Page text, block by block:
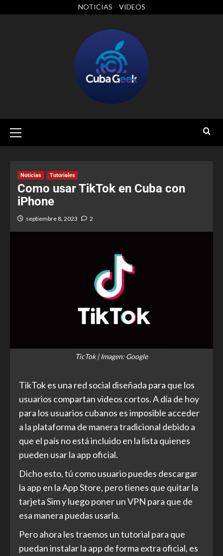
NOTICIAS VIDEOS
Noticias Tutoriales
Como usar TikTok en Cuba con
iPhone
septiembre 8, 2023 2
TicTok | Imagen: Google
TikTok es una red social diseñada para que los
usuarios compartan videos cortos. A día de hoy
para los usuarios cubanos es imposible acceder
a la plataforma de manera tradicional debido a
que el país no está incluido en la lista quienes
pueden usar la app oficial.
Dicho esto, tú como usuario puedes descargar
la app en la App Store, pero tienes que quitar la
tarjeta Sim y luego poner un VPN para que de
esa manera puedas usarla.
Pero ahora les traemos un tutorial para que
puedan instalar la app de forma extra oficial, es